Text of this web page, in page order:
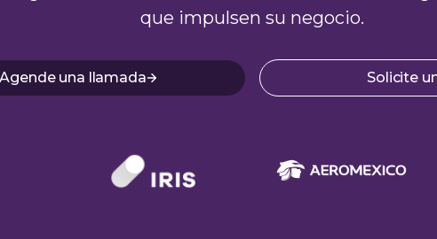
que impulsen su negocio.
Agende una llamada Solicite